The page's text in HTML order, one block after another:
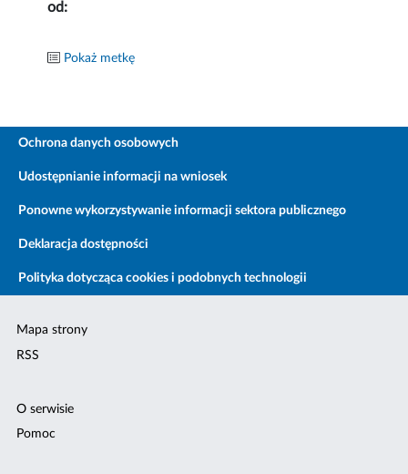
od:
Pokaż metkę
Ochrona danych osobowych
Udostępnianie informacji na wniosek
Ponowne wykorzystywanie informacji sektora publicznego
Deklaracja dostępności
Polityka dotycząca cookies i podobnych technologii
Mapa strony
RSS
O serwisie
Pomoc